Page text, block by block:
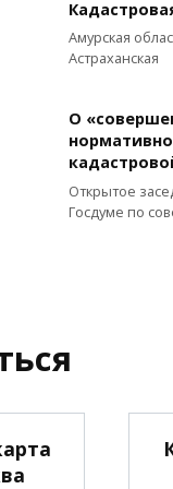
Амурская
Астраханская
О
Открытое
Госдуме по